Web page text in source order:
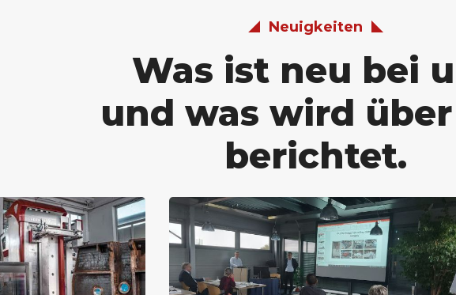
Neuigkeiten
Was ist neu bei
und was wird
berichtet.